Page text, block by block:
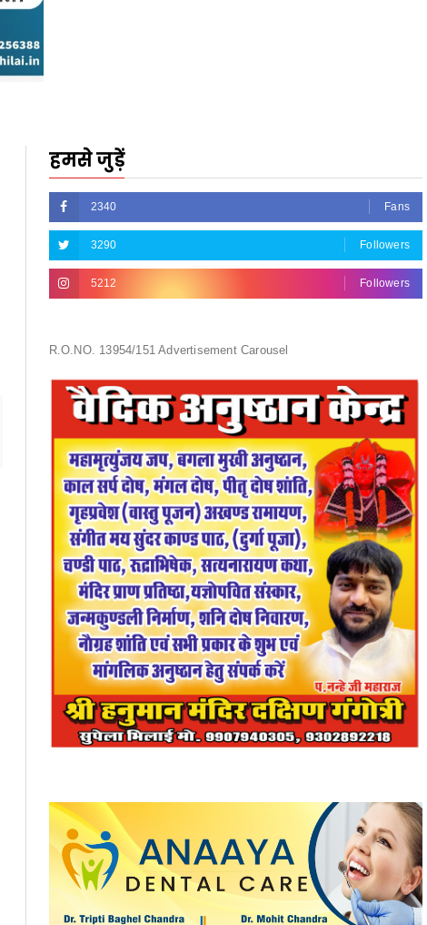
हमसे जुड़ें
2340 Fans
3290 Followers
5212 Followers
R.O.NO. 13954/151 Advertisement Carousel